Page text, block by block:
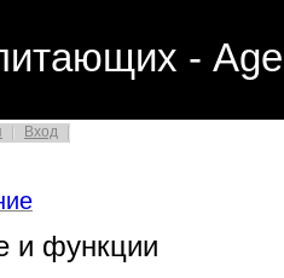
-
Вход
и функции